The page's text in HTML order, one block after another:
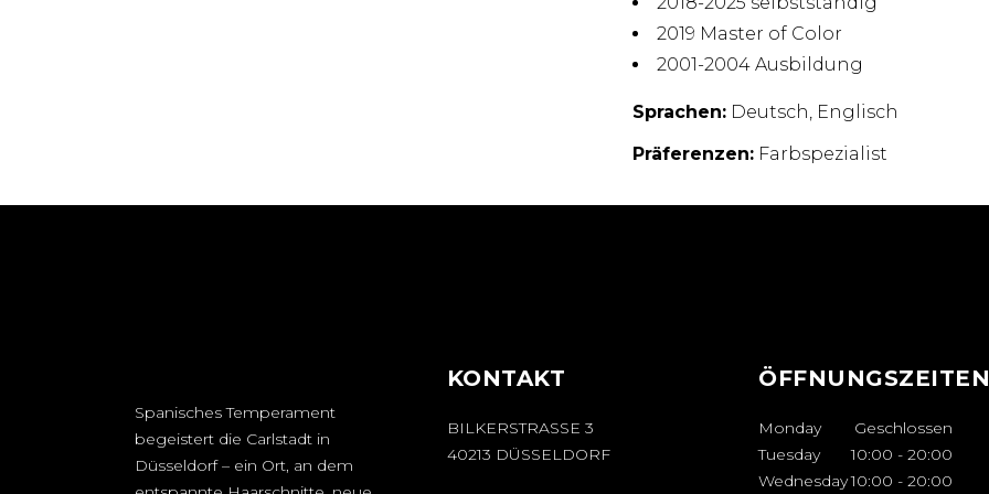
2019 Master of Color
2001-2004 Ausbildung
Sprachen:Deutsch, Englisch
Präferenzen:Farbspezialist
Spanisches Temperament
begeistert die Carlstadt in
Düsseldorf – ein Ort, an dem
KONTAKT
BILKERSTRASSE 3
40213 DÜSSELDORF
ÖFFNUNGSZEITEN
Monday
Geschlossen
Tuesday
10:00 - 20:00
Wednesday10:00 - 20:00